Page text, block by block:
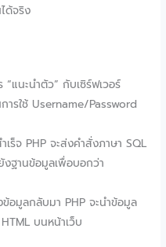
ด้จริง
“แนะนำตัว” กับเซิร์ฟเวอร์
ารใช้ Username/Password
เร็จ PHP จะส่งคำสั่งภาษา SQL
ฐานข้อมูลเพื่อบอกว่า
ข้อมูลกลับมา PHP จะนำข้อมูล
บนหน้าเว็บ